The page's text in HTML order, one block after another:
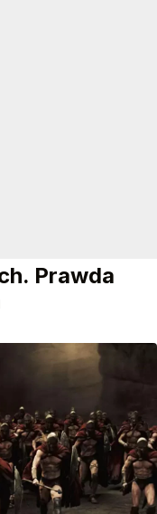
Prawda